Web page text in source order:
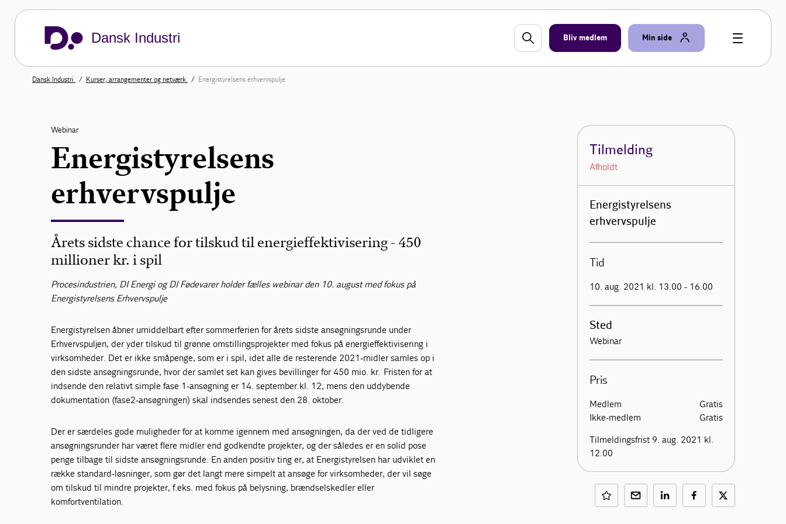
Dansk Industri Bliv medlem Min side
Dansk Industri Kurser, arrangementer og netværk Energistyrelsens erhvervspulje
Webinar
Energistyrelsens
erhvervspulje
Årets sidste chance for tilskud til energieffektivisering - 450
millioner kr. i spil
Procesindustrien, DI Energi og DI Fødevarer holder fælles webinar den 10. august med fokus på
Energistyrelsens Erhvervspulje
Energistyrelsen åbner umiddelbart efter sommerferien for årets sidste ansøgningsrunde under
Erhvervspuljen, der yder tilskud til grønne omstillingsprojekter med fokus på energieffektivisering i
virksomheder. Det er ikke småpenge, som er i spil, idet alle de resterende 2021-midler samles op i
den sidste ansøgningsrunde, hvor der samlet set kan gives bevillinger for 450 mio. kr. Fristen for at
indsende den relativt simple fase 1-ansøgning er 14. september kl. 12, mens den uddybende
dokumentation (fase2-ansøgningen) skal indsendes senest den 28. oktober.
Der er særdeles gode muligheder for at komme igennem med ansøgningen, da der ved de tidligere
ansøgningsrunder har været flere midler end godkendte projekter, og der således er en solid pose
penge tilbage til sidste ansøgningsrunde. En anden positiv ting er, at Energistyrelsen har udviklet en
række standard-løsninger, som gør det langt mere simpelt at ansøge for virksomheder, der vil søge
om tilskud til mindre projekter, f.eks. med fokus på belysning, brændselskedler eller
komfortventilation.
Tilmelding
Afholdt
Energistyrelsens
erhvervspulje
Tid
10. aug. 2021 kl. 13.00 - 16.00
Sted
Webinar
Pris
Medlem
Gratis
Ikke-medlem
Gratis
Tilmeldingsfrist 9. aug. 2021 kl.
12.00